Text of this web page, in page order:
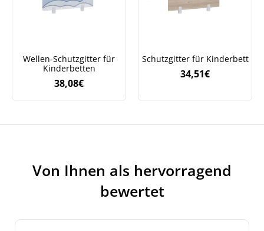
Wellen-Schutzgitter für
Kinderbetten
38,08€
Schutzgitter für Kinderbett
34,51€
Von Ihnen als hervorragend
bewertet
Meinen Code senden
Neuigkeiten und Angebote.